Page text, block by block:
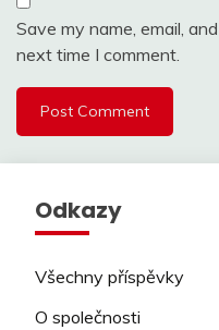
Save my name, email,
next time I comment.
Odkazy
Všechny příspěvky
O společnosti